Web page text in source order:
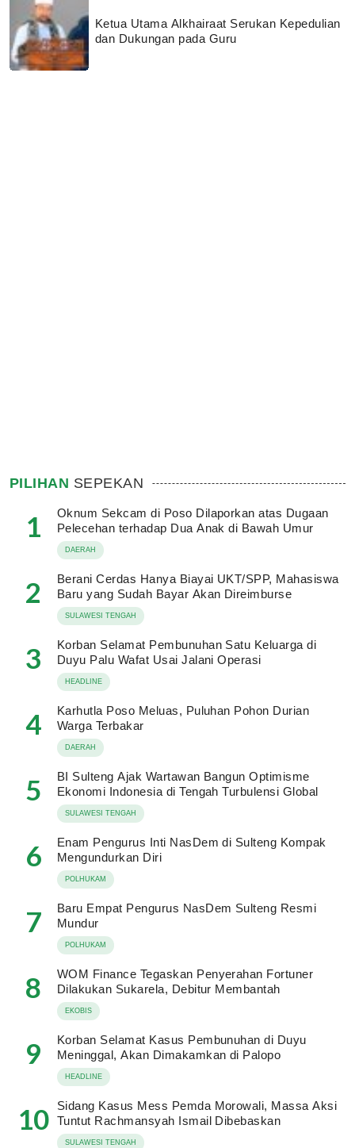
Ketua Utama Alkhairaat Serukan Kepedulian
dan Dukungan pada Guru
PILIHAN SEPEKAN
1
Oknum Sekcam di Poso Dilaporkan atas Dugaan
Pelecehan terhadap Dua Anak di Bawah Umur
DAERAH
2
Berani Cerdas Hanya Biayai UKT/SPP, Mahasiswa
Baru yang Sudah Bayar Akan Direimburse
SULAWESI TENGAH
3
Korban Selamat Pembunuhan Satu Keluarga di
Duyu Palu Wafat Usai Jalani Operasi
HEADLINE
4
Karhutla Poso Meluas, Puluhan Pohon Durian
Warga Terbakar
DAERAH
5
BI Sulteng Ajak Wartawan Bangun Optimisme
Ekonomi Indonesia di Tengah Turbulensi Global
SULAWESI TENGAH
6
Enam Pengurus Inti NasDem di Sulteng Kompak
Mengundurkan Diri
POLHUKAM
7
Baru Empat Pengurus NasDem Sulteng Resmi
Mundur
POLHUKAM
8
WOM Finance Tegaskan Penyerahan Fortuner
Dilakukan Sukarela, Debitur Membantah
EKOBIS
9
Korban Selamat Kasus Pembunuhan di Duyu
Meninggal, Akan Dimakamkan di Palopo
HEADLINE
10
Sidang Kasus Mess Pemda Morowali, Massa Aksi
Tuntut Rachmansyah Ismail Dibebaskan
SULAWESI TENGAH